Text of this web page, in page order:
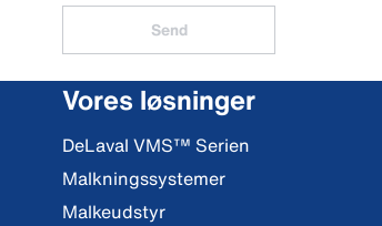
Send
Vores løsninger
DeLaval VMS™ Serien
Malkningssystemer
Malkeudstyr